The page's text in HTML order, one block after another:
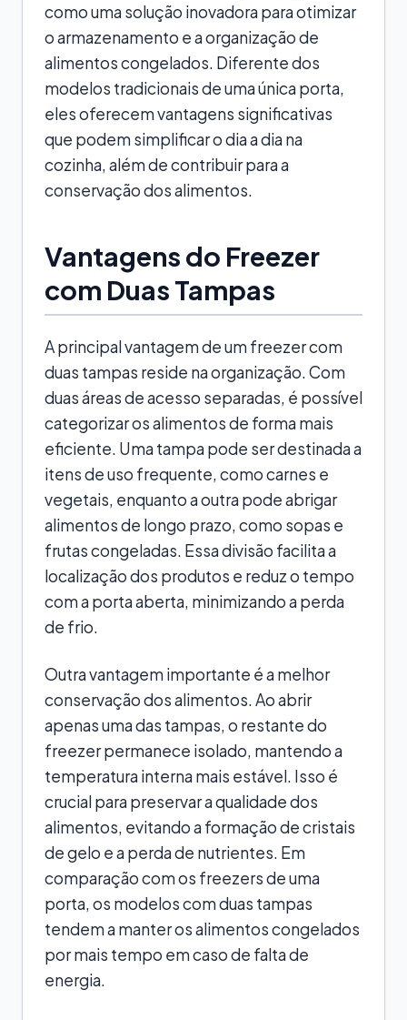
como uma solução inovadora para otimizar
o armazenamento e a organização de
alimentos congelados. Diferente dos
modelos tradicionais de uma única porta,
eles oferecem vantagens significativas
que podem simplificar o dia a dia na
cozinha, além de contribuir para a
conservação dos alimentos.
Vantagens do Freezer
com Duas Tampas
A principal vantagem de um freezer com
duas tampas reside na organização. Com
duas áreas de acesso separadas, é possível
categorizar os alimentos de forma mais
eficiente. Uma tampa pode ser destinada a
itens de uso frequente, como carnes e
vegetais, enquanto a outra pode abrigar
alimentos de longo prazo, como sopas e
frutas congeladas. Essa divisão facilita a
localização dos produtos e reduz o tempo
com a porta aberta, minimizando a perda
de frio.
Outra vantagem importante é a melhor
conservação dos alimentos. Ao abrir
apenas uma das tampas, o restante do
freezer permanece isolado, mantendo a
temperatura interna mais estável. Isso é
crucial para preservar a qualidade dos
alimentos, evitando a formação de cristais
de gelo e a perda de nutrientes. Em
comparação com os freezers de uma
porta, os modelos com duas tampas
tendem a manter os alimentos congelados
por mais tempo em caso de falta de
energia.